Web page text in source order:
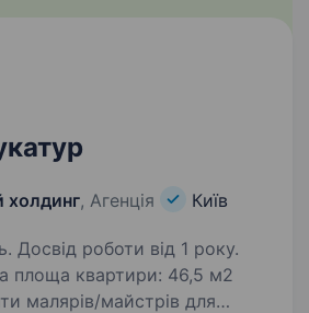
холдинг, Агенція Київ
Досвід роботи від 1 року.
площа квартири: 46,5 м2
малярів/майстрів для